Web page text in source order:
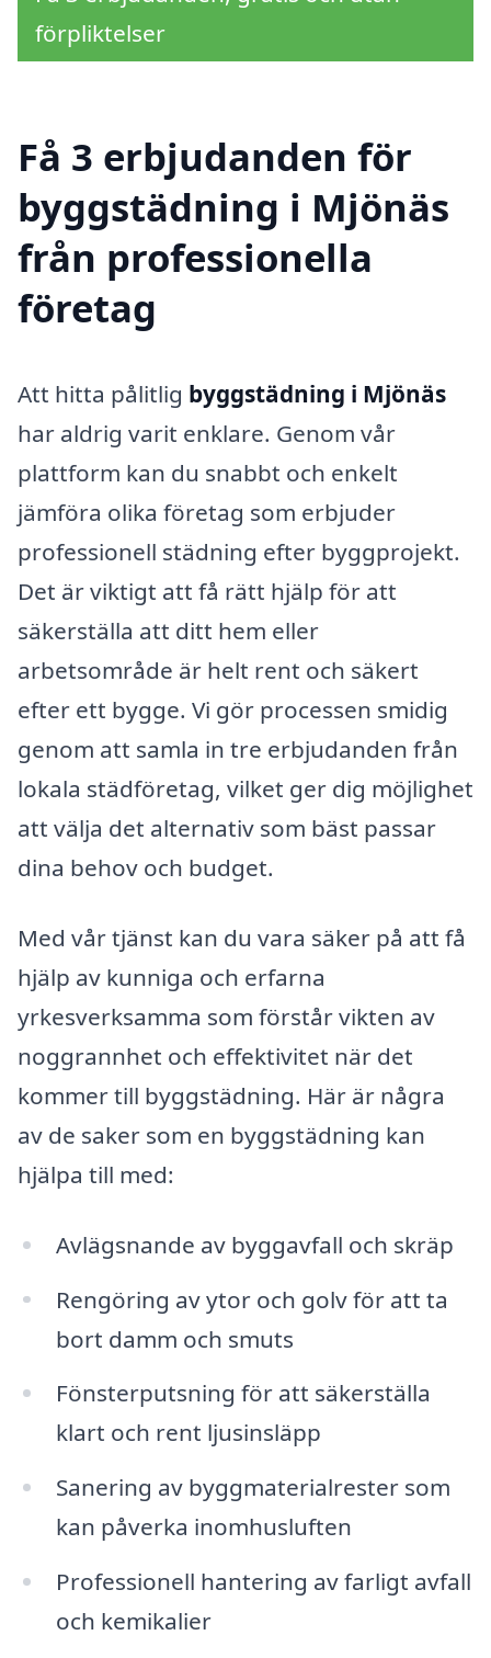
förpliktelser
Få 3 erbjudanden för
byggstädning i Mjönäs
från professionella
företag
Att hitta pålitlig byggstädning i Mjönäs
har aldrig varit enklare. Genom vår
plattform kan du snabbt och enkelt
jämföra olika företag som erbjuder
professionell städning efter byggprojekt.
Det är viktigt att få rätt hjälp för att
säkerställa att ditt hem eller
arbetsområde är helt rent och säkert
efter ett bygge. Vi gör processen smidig
genom att samla in tre erbjudanden från
lokala städföretag, vilket ger dig möjlighet
att välja det alternativ som bäst passar
dina behov och budget.
Med vår tjänst kan du vara säker på att få
hjälp av kunniga och erfarna
yrkesverksamma som förstår vikten av
noggrannhet och effektivitet när det
kommer till byggstädning. Här är några
av de saker som en byggstädning kan
hjälpa till med:
Avlägsnande av byggavfall och skräp
Rengöring av ytor och golv för att ta
bort damm och smuts
Fönsterputsning för att säkerställa
klart och rent ljusinsläpp
Sanering av byggmaterialrester som
kan påverka inomhusluften
Professionell hantering av farligt avfall
och kemikalier